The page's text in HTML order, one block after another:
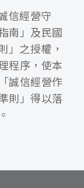
信經營守
南」及民國
」之授權，
程序，使本
誠信經營作
則」得以落